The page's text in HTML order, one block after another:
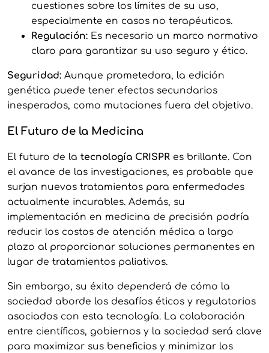
cuestiones sobre los límites de su uso,
especialmente en casos no terapéuticos.
Regulación:Es necesario un marco normativo
claro para garantizar su uso seguro y ético.
Seguridad:Aunque prometedora, la edición
genética puede tener efectos secundarios
inesperados, como mutaciones fuera del objetivo.
El Futuro de la Medicina
El futuro de la tecnología CRISPRes brillante. Con
el avance de las investigaciones, es probable que
surjan nuevos tratamientos para enfermedades
actualmente incurables. Además, su
implementación en medicina de precisión podría
reducir los costos de atención médica a largo
plazo al proporcionar soluciones permanentes en
lugar de tratamientos paliativos.
Sin embargo, su éxito dependerá de cómo la
sociedad aborde los desafíos éticos y regulatorios
asociados con esta tecnología. La colaboración
entre científicos, gobiernos y la sociedad será clave
para maximizar sus beneficios y minimizar los